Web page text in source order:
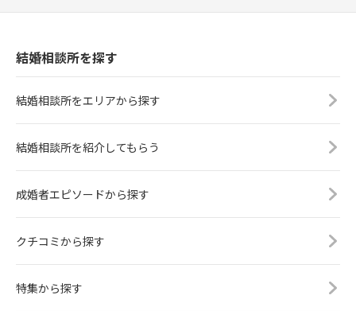
結婚相談所を探す
結婚相談所をエリアから探す
結婚相談所を紹介してもらう
成婚者エピソードから探す
クチコミから探す
特集から探す